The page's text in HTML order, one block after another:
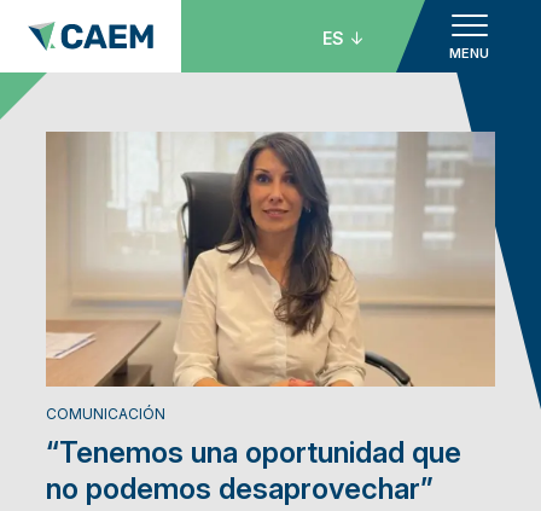
MENU
ES
COMUNICACIÓN
“Tenemos una oportunidad que
no podemos desaprovechar”